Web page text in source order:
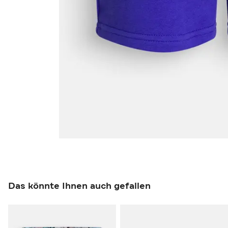
Das könnte Ihnen auch gefallen